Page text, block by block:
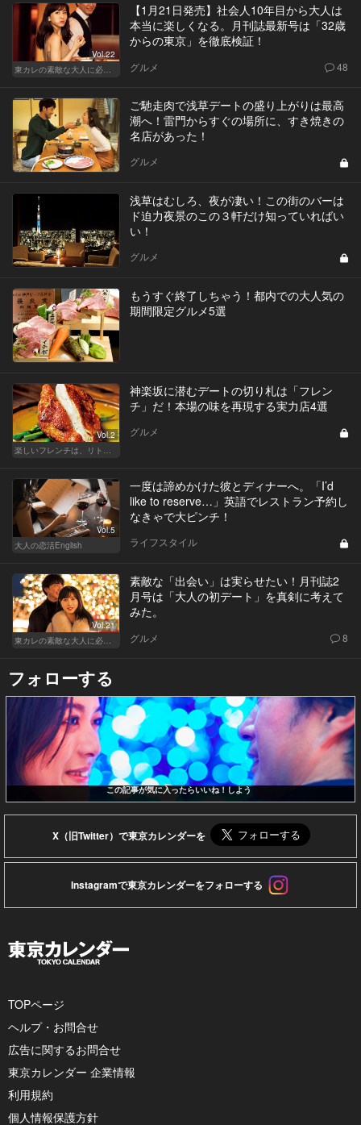
Vol.22
【1月21日発売】社会人10年目から大人は
本当に楽しくなる。月刊誌最新号は「32歳
からの東京」を徹底検証！
グルメ 48
ご馳走肉で浅草デートの盛り上がりは最高
潮へ！雷門からすぐの場所に、すき焼きの
名店があった！
グルメ
浅草はむしろ、夜が凄い！この街のバーは
ド迫力夜景のこの３軒だけ知っていればい
い！
グルメ
もうすぐ終了しちゃう！都内での大人気の
期間限定グルメ5選
Vol.2
神楽坂に潜むデートの切り札は「フレン
チ」だ！本場の味を再現する実力店4選
グルメ
Vol.5
大人の恋活English
一度は諦めかけた彼とディナーへ。「I’d
like to reserve…」英語でレストラン予約し
なきゃで大ピンチ！
ライフスタイル
Vol.21
素敵な「出会い」は実らせたい！月刊誌2
月号は「大人の初デート」を真剣に考えて
みた。
グルメ 8
フォローする
この記事が気に入ったらいいね！しよう
X（旧Twitter）で東京カレンダーを
Instagramで東京カレンダーをフォローする
TOPページ
ヘルプ・お問合せ
広告に関するお問合せ
東京カレンダー 企業情報
利用規約
個人情報保護方針